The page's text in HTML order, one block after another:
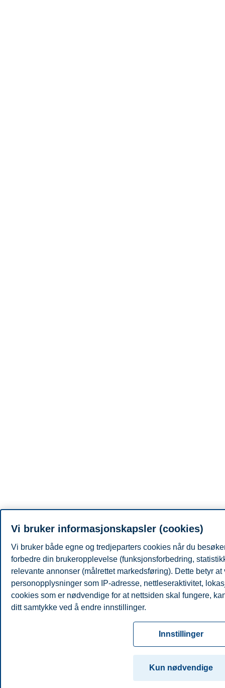
Vi bruker informasjonskapsler (cookies)
Vi bruker både egne og tredjeparters cookies når du
forbedre din brukeropplevelse (funksjonsforbedring,
relevante annonser (målrettet markedsføring). Dette betyr
personopplysninger som IP-adresse, nettleseraktivitet,
cookies som er nødvendige for at nettsiden skal fungere,
ditt samtykke ved å endre innstillinger.
Les mer om våre informasjonskapsler, hvilke opplysninger
innstillinger for informasjonskapsler. Du kan når som helst
samtykke i innstillingene ved å klikke på «Cookies»
cookie-erklæring
Innstillinger
Kun nødvendige